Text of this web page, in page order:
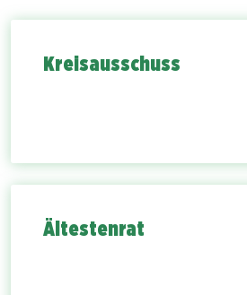
Kreisausschuss
Ältestenrat